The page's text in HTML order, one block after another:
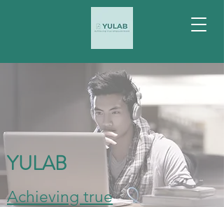
YULAB
Achieving true